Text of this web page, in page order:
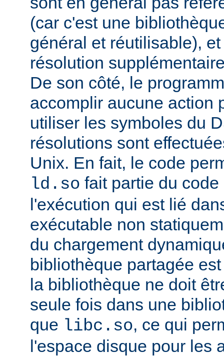
(car c'est une
général et réutilisable),
résolution
De son côté, le
accomplir aucune action
utiliser les symboles du
résolutions sont
Unix. En fait, le code
ld.so fait partie du
l'exécution qui est lié
exécutable non
du chargement
bibliothèque partagée
la bibliothèque ne doit
seule fois dans une
que libc.so, ce qui
l'espace disque pour les